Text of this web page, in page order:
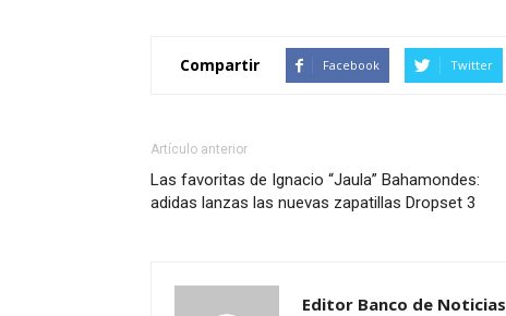
Compartir Facebook Twitter
Artículo anterior
Las favoritas de Ignacio “Jaula” Bahamondes:
adidas lanzas las nuevas zapatillas Dropset 3
Editor Banco de Noticias